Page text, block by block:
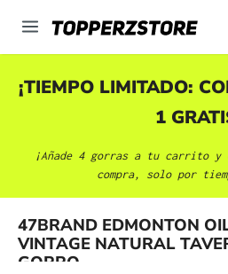
principal
¡TIEMPO LIMITADO:
1
¡Añade 4 gorras a tu carrito y
compra, solo por
47BRAND EDMONTON
VINTAGE NATURAL
GORRO
Omitir galería de imágenes